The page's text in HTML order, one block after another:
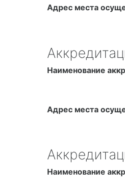
Адрес места
Наименование
Адрес места
Наименование